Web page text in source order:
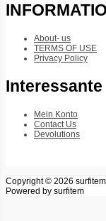
About- us
TERMS OF USE
Privacy Policy
Mein Konto
Contact Us
Devolutions
Copyright © 2026 surfitem
Powered by surfitem